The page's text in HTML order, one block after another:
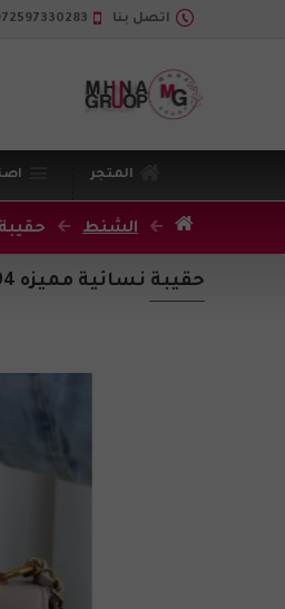
اتصل بنا
المتجر
الشنط حقيبة
حقيبة نسائية مميزه 2016894